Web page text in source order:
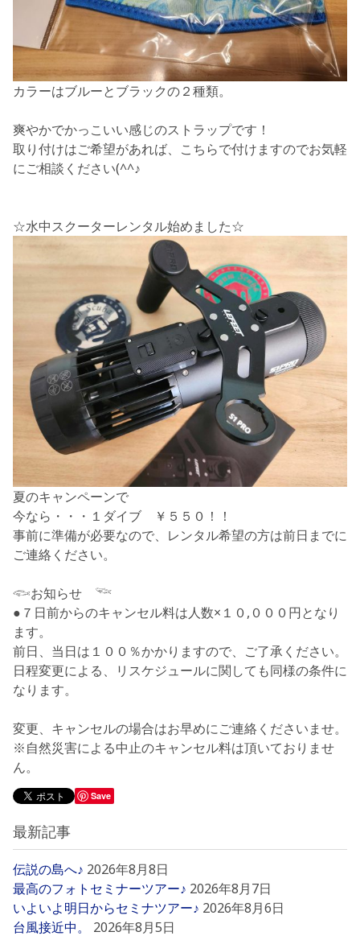
カラーはブルーとブラックの２種類。
爽やかでかっこいい感じのストラップです！
取り付けはご希望があれば、こちらで付けますのでお気軽
にご相談ください(^^♪
☆水中スクーターレンタル始めました☆
夏のキャンペーンで
今なら・・・１ダイブ ￥５５０！！
事前に準備が必要なので、レンタル希望の方は前日までに
ご連絡ください。
𓆟お知らせ 𓆝
●７日前からのキャンセル料は人数×１０,０００円となり
ます。
前日、当日は１００％かかりますので、ご了承ください。
日程変更による、リスケジュールに関しても同様の条件に
なります。
変更、キャンセルの場合はお早めにご連絡くださいませ。
※自然災害による中止のキャンセル料は頂いておりませ
ん。
Save
最新記事
伝説の島へ♪ 2026年8月8日
最高のフォトセミナーツアー♪ 2026年8月7日
いよいよ明日からセミナツアー♪ 2026年8月6日
台風接近中。
2026年8月5日